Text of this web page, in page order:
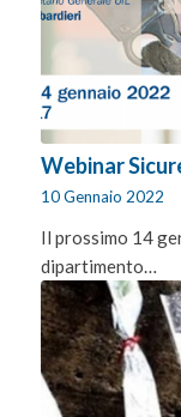
Webinar
10 Gennaio 2022
Il prossimo 14
dipartimento…